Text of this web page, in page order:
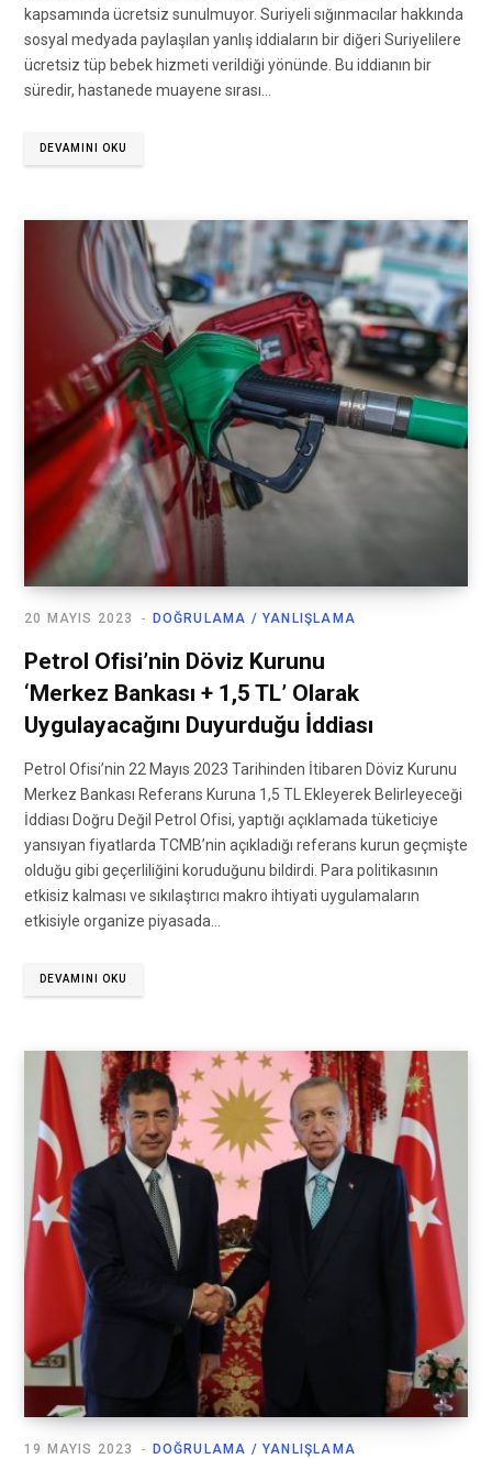
kapsamında ücretsiz sunulmuyor. Suriyeli sığınmacılar hakkında
sosyal medyada paylaşılan yanlış iddiaların bir diğeri Suriyelilere
ücretsiz tüp bebek hizmeti verildiği yönünde. Bu iddianın bir
süredir, hastanede muayene sırası…
DEVAMINI OKU
DOĞRULAMA / YANLIŞLAMA
20 MAYIS 2023
Petrol Ofisi’nin Döviz Kurunu
‘Merkez Bankası + 1,5 TL’ Olarak
Uygulayacağını Duyurduğu İddiası
Petrol Ofisi’nin 22 Mayıs 2023 Tarihinden İtibaren Döviz Kurunu
Merkez Bankası Referans Kuruna 1,5 TL Ekleyerek Belirleyeceği
İddiası Doğru Değil Petrol Ofisi, yaptığı açıklamada tüketiciye
yansıyan fiyatlarda TCMB’nin açıkladığı referans kurun geçmişte
olduğu gibi geçerliliğini koruduğunu bildirdi. Para politikasının
etkisiz kalması ve sıkılaştırıcı makro ihtiyati uygulamaların
etkisiyle organize piyasada…
DEVAMINI OKU
DOĞRULAMA / YANLIŞLAMA
19 MAYIS 2023